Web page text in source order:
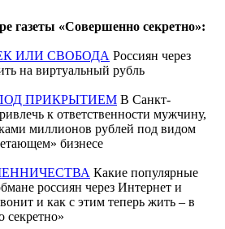
газеты «Совершенно секретно»:
ИЛИ СВОБОДА Россиян через
на виртуальный рубль
ПРИКРЫТИЕМ В Санкт-
к ответственности мужчину,
миллионов рублей под видом
бизнесе
Какие популярные
россиян через Интернет и
и как с этим теперь жить – в
секретно»